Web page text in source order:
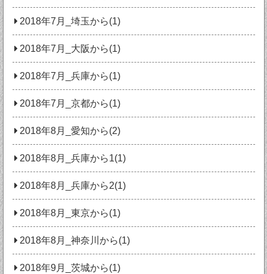
2018年7月_埼玉から(1)
2018年7月_大阪から(1)
2018年7月_兵庫から(1)
2018年7月_京都から(1)
2018年8月_愛知から(2)
2018年8月_兵庫から1(1)
2018年8月_兵庫から2(1)
2018年8月_東京から(1)
2018年8月_神奈川から(1)
2018年9月_茨城から(1)